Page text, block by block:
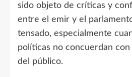
sido objeto de críticas y
entre el emir y el
tensado, especialmente
políticas no concuerdan
del público.